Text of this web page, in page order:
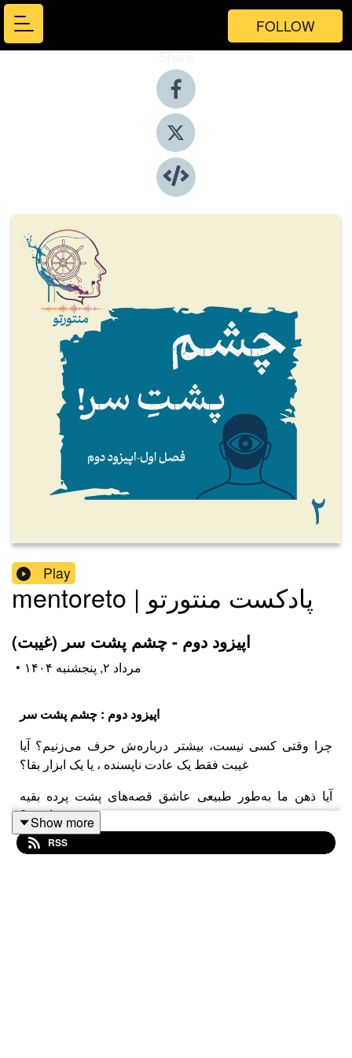
FOLLOW
Share
Play
mentoreto | پادکست منتورتو
اپیزود دوم - چشم پشت سر (غیبت)
• ۱۴۰۴ مرداد ۲, پنجشنبه
اپیزود دوم : چشم پشت سر
چرا وقتی کسی نیست، بیشتر درباره‌ش حرف می‌زنیم؟ آیا
غیبت فقط یک عادت ناپسنده‌ ، یا یک ابزار بقا؟
آیا ذهن ما به‌طور طبیعی عاشق قصه‌های پشت پرده بقیه
است؟
در این اپیزود، با دو کاپیتان منتورتو سوار کشتی میشیم و یک
Show more
RSS